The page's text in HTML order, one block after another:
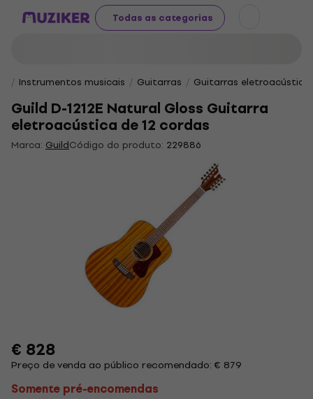
Todas as categorias
Instrumentos musicais Guitarras Guitarras
Guild D-1212E Natural Gloss Guitarra
eletroacústica de 12 cordas
Marca: GuildCódigo do produto: 229886
€ 828
Preço de venda ao público recomendado: € 879
Somente pré-encomendas